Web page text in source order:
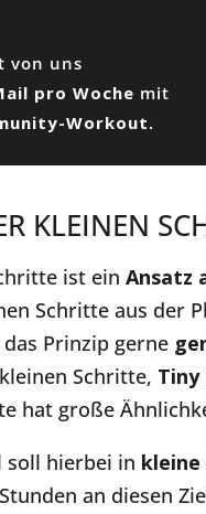
von uns
pro Woche mit
Workout.
KLEINEN
ist einAnsatz
Schritte aus der
Prinzip gerne
Schritte, Tiny
hat große
soll hierbei in
an diesen